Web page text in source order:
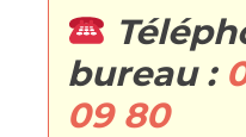
bureau :
09 80